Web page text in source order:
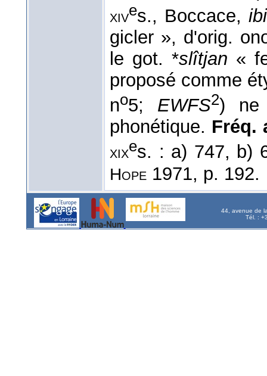
xives., Boccace,
gicler », d'orig.
le got. *slîtjan «
proposé comme
no5; EWFS2) ne
phonétique. Fréq.
xixes. : a) 747, b)
Hope 1971, p. 192.
44, avenue de
Tél. :